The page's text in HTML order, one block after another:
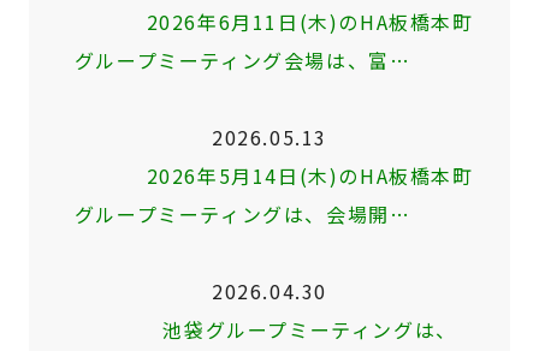
2026年6月11日(木)のHA板橋本町
グループミーティング会場は、富…
2026.05.13
2026年5月14日(木)のHA板橋本町
グループミーティングは、会場開…
2026.04.30
池袋グループミーティングは、